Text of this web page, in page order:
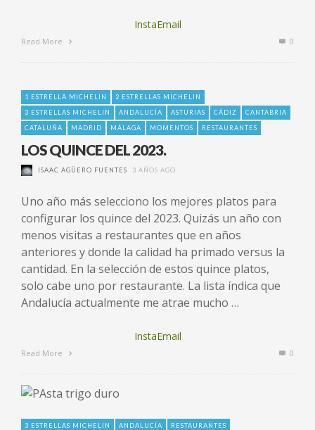
InstaEmail
Read More 0
1 ESTRELLA MICHELIN
2 ESTRELLAS MICHELIN
3 ESTRELLAS MICHELIN
ANDALUCÍA ASTURIAS CÁDIZ
CANTABRIA
CATALUÑA
MADRID MÁLAGA MOMENTOS RESTAURANTES
LOS QUINCE DEL 2023.
ISAAC AGÜERO FUENTES 3 AÑOS AGO
Uno año más selecciono los mejores platos para
configurar los quince del 2023. Quizás un año con
menos visitas a restaurantes que en años
anteriores y donde la calidad ha primado versus la
cantidad. En la selección de estos quince platos,
solo cabe uno por restaurante. La lista índica que
Andalucía actualmente me atrae mucho …
InstaEmail
Read More 0
3 ESTRELLAS MICHELIN ANDALUCÍA RESTAURANTES